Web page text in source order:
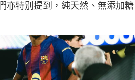
亦特別提到，純天然、無添加糖